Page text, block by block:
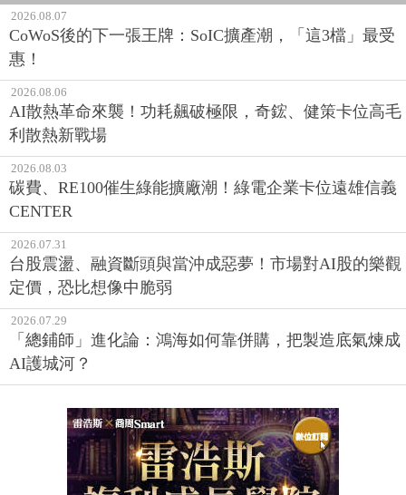
2026.08.07
CoWoS後的下一張王牌：SoIC擴產潮，「這3檔」最受
惠！
2026.08.06
AI散熱革命來襲！功耗飆破極限，奇鋐、健策卡位高毛
利散熱新戰場
2026.08.03
碳費、RE100催生綠能擴廠潮！綠電企業卡位遠雄信義
CENTER
2026.07.31
台股震盪、融資斷頭與當沖成惡夢！市場對AI股的樂觀
定價，恐比想像中脆弱
2026.07.29
「總鋪師」進化論：鴻海如何靠併購，把製造底氣煉成
AI護城河？